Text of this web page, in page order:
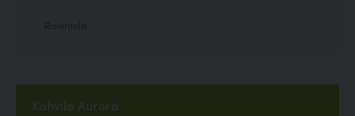
Kahvila Aurora